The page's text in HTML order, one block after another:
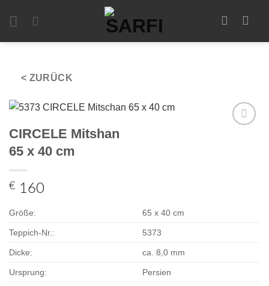
< ZURÜCK
CIRCELE Mitshan
65 x 40 cm
€ 160
Größe: 65 x 40 cm
Teppich-Nr.: 5373
Dicke: ca. 8,0 mm
Ursprung: Persien